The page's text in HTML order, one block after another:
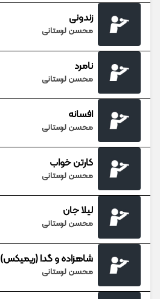
زندونی
محسن لرستانی
نامرد
محسن لرستانی
افسانه
محسن لرستانی
کارتن خواب
محسن لرستانی
لیلا جان
محسن لرستانی
شاهزاده و گدا (ریمیکس)
محسن لرستانی